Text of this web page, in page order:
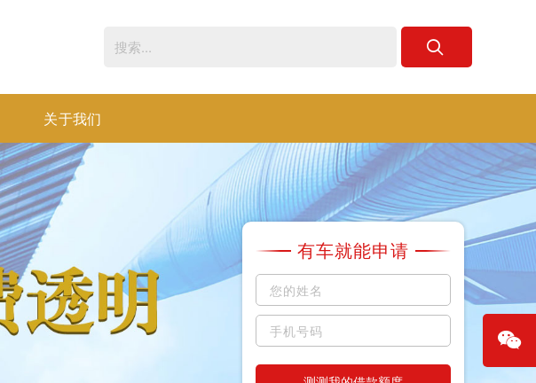
关于我们
有车就能申请